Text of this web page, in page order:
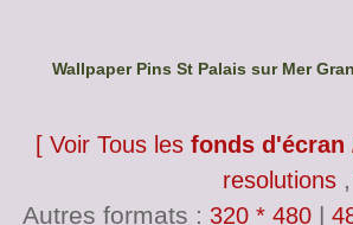
Wallpaper Pins St Palais sur Mer
[ Voir Tous les fonds d'écran
resolutions,
Autres formats : 320 * 480 |